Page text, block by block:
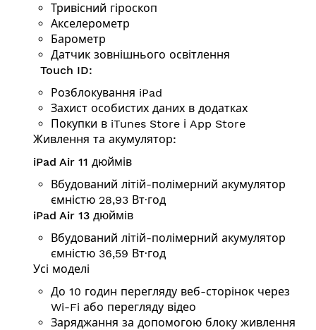
Тривісний гіроскоп
Аксе­ле­ро­метр
Барометр
Датчик зовнішнього освітлення
Touch ID:
Розблокування iPad
Захист особистих даних в додатках
Покупки в iTunes Store і App Store
Живлення та акумулятор:
iPad Air 11 дюймів
Вбудований літій-полімерний акумулятор
ємністю 28,93 Вт·год
iPad Air 13 дюймів
Вбудований літій-полімерний акумулятор
ємністю 36,59 Вт·год
Усі моделі
До 10 годин перегляду веб-сторінок через
Wi-Fi або перегляду відео
Заряджання за допомогою блоку живлення